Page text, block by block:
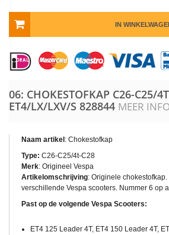
IN
06: CHOKESTOFKAP C26-C25/
ET4/LX/LXV/S 828844 MEER
Naam artikel : Chokestofkap
Type: C26-C25/4t-C28
Merk: Origineel Vespa
Artikelomschrijving: Originele
verschillende Vespa scooters. Nummer 6 op
Past op de volgende Vespa Scooters:
ET4 125 Leader 4T, ET4 150 Leader 4T,